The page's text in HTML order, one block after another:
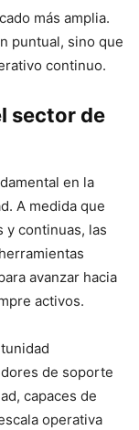
más amplia.
puntual, sino que
continuo.
sector de
en la
A medida que
y continuas, las
avanzar hacia
activos.
de soporte
capaces de
operativa